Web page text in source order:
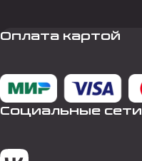
Оплата картой
Социальные сети